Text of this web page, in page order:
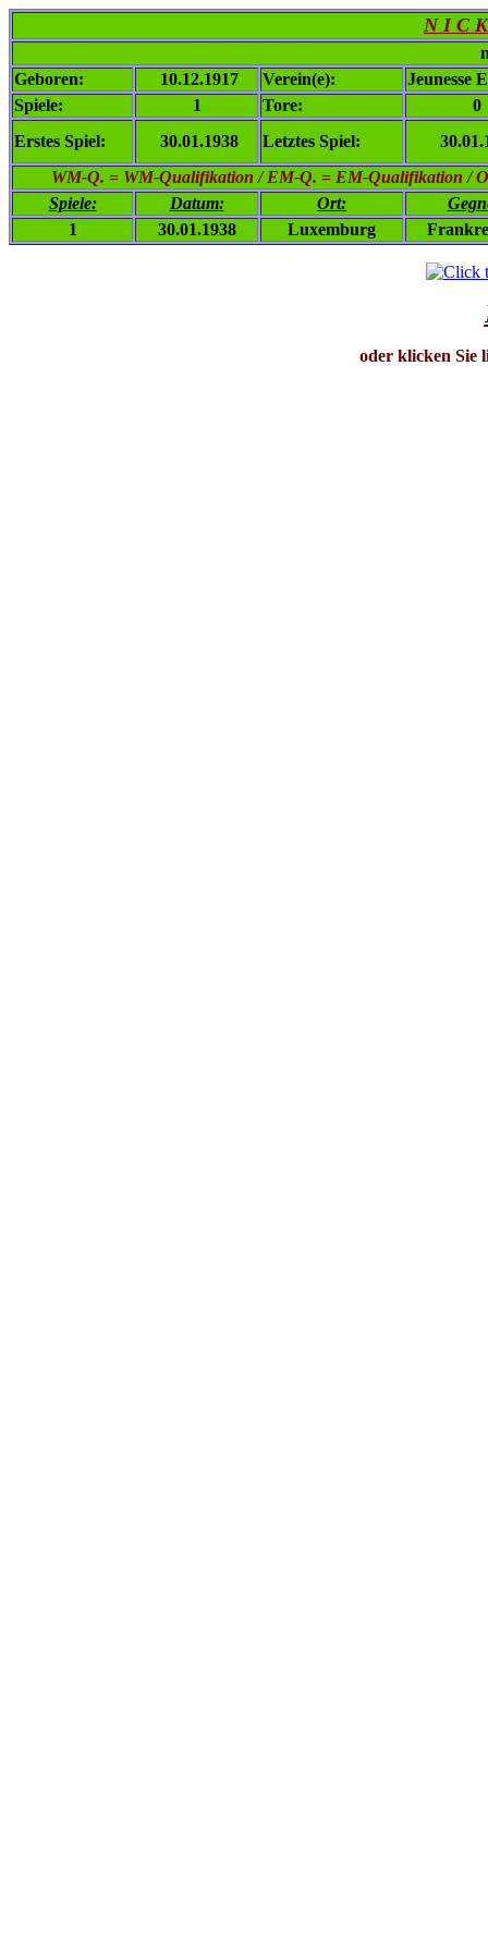
N I C
Geboren:
10.12.1917 Verein(e):
Jeunesse
Spiele:
1 Tore:
0
Erstes Spiel:
30.01.1938 Letztes Spiel:
WM-Q. = WM-Qualifikation / EM-Q. = EM-Qualifikation /
Spiele:
Datum: Ort:
1
30.01.1938 Luxemburg
oder klicken Sie